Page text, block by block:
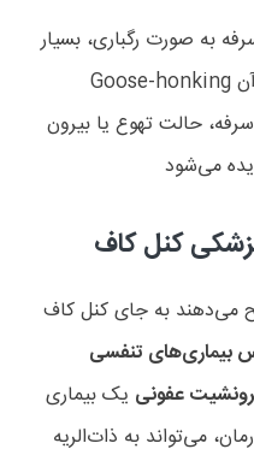
به صورت رگباری، بسیار
Goose-honking
حالت تهوع یا بیرون
می‌شود
کنل کاف
می‌دهند به جای کنل کاف
بیماری‌های تنفسی
عفونی یک بیماری
می‌تواند به ذات‌الریه